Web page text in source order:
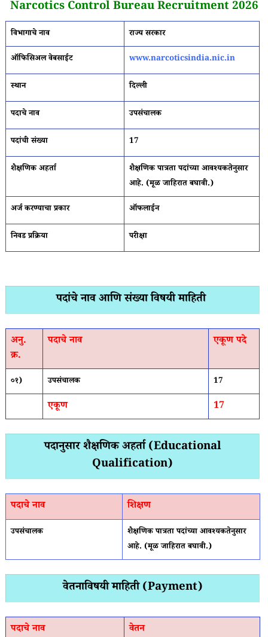
Narcotics Control Bureau Recruitment 2026
विभागाचे नाव राज्य सरकार
ऑफिसिअल वेबसाईट www.narcoticsindia.nic.in
स्थान दिल्ली
पदाचे नाव उपसंचालक
पदांची संख्या 17
शैक्षणिक अहर्ता
शैक्षणिक पात्रता पदांच्या आवश्यकतेनुसार
आहे. (मूळ जाहिरात बघावी.)
अर्ज करण्याचा प्रकार ऑफलाईन
निवड प्रक्रिया परीक्षा
पदांचे नाव आणि संख्या विषयी माहिती
अनु.
क्र.
पदाचे नाव एकूण पदे
०१) उपसंचालक 17
एकूण 17
पदानुसार शैक्षणिक अहर्ता (Educational
Qualification)
पदाचे नाव शिक्षण
उपसंचालक
शैक्षणिक पात्रता पदांच्या आवश्यकतेनुसार
आहे. (मूळ जाहिरात बघावी.)
वेतनाविषयी माहिती (Payment)
पदाचे नाव वेतन